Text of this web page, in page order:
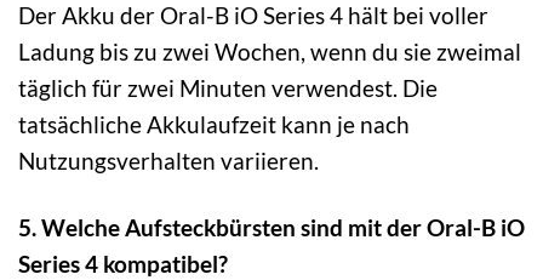
Der Akku der Oral-B iO Series 4 hält bei voller
Ladung bis zu zwei Wochen, wenn du sie zweimal
täglich für zwei Minuten verwendest. Die
tatsächliche Akkulaufzeit kann je nach
Nutzungsverhalten variieren.
5. Welche Aufsteckbürsten sind mit der Oral-B iO
Series 4 kompatibel?